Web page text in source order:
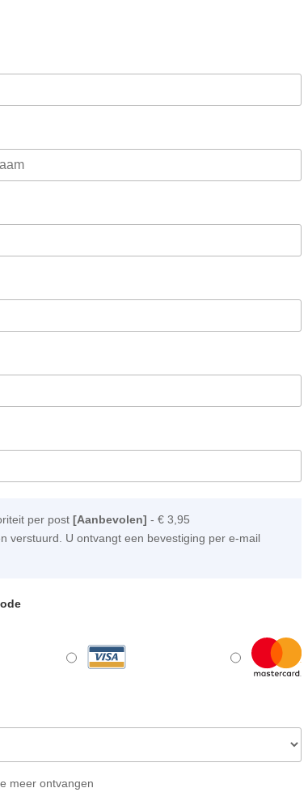
per post[Aanbevolen]-€ 3,95
verstuurd. U ontvangt een bevestiging per e-mail
meer ontvangen